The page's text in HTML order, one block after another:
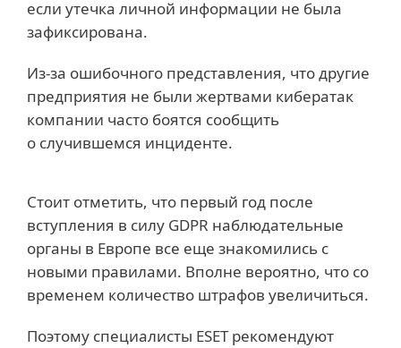
если утечка личной информации не была
зафиксирована.
Из-за ошибочного представления, что другие
предприятия не были жертвами кибератак
компании часто боятся сообщить
о случившемся инциденте.
Стоит отметить, что первый год после
вступления в силу GDPR наблюдательные
органы в Европе все еще знакомились с
новыми правилами. Вполне вероятно, что со
временем количество штрафов увеличиться.
Поэтому специалисты ESET рекомендуют